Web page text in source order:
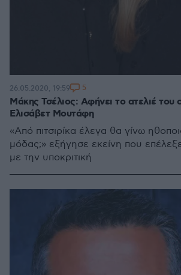
Μάκης Τσέλιος: Αφήνει το ατελιέ του
Ελισάβετ Μουτάφη
«Από πιτσιρίκα έλεγα θα γίνω
μόδας;» εξήγησε εκείνη που
με την υποκριτική
26.05.2020, 19:59 5